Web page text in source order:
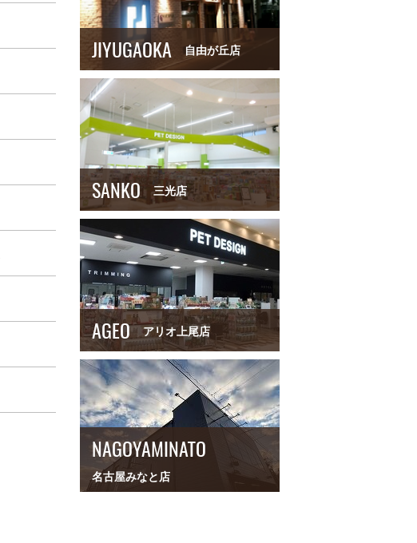
JIYUGAOKA 自由が丘店
SANKO 三光店
AGEO アリオ上尾店
NAGOYAMINATO
名古屋みなと店